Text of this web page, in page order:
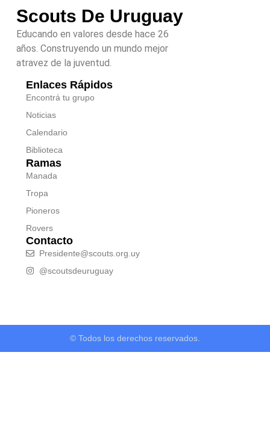
Scouts De Uruguay
Educando en valores desde hace 26
años. Construyendo un mundo mejor
atravez de la juventud.
Enlaces Rápidos
Encontrá tu grupo
Noticias
Calendario
Biblioteca
Ramas
Manada
Tropa
Pioneros
Rovers
Contacto
Presidente@scouts.org.uy
@scoutsdeuruguay
© Todos los derechos reservados.